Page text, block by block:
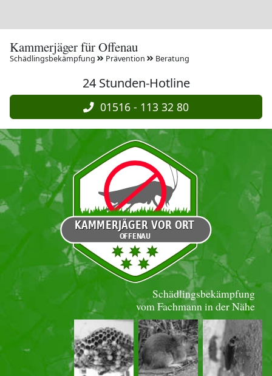
Kammerjäger für Offenau
Schädlingsbekämpfung Prävention Beratung
24 Stunden-Hotline
01516 - 113 32 80
Schädlingsbekämpfung
vom Fachmann in der Nähe